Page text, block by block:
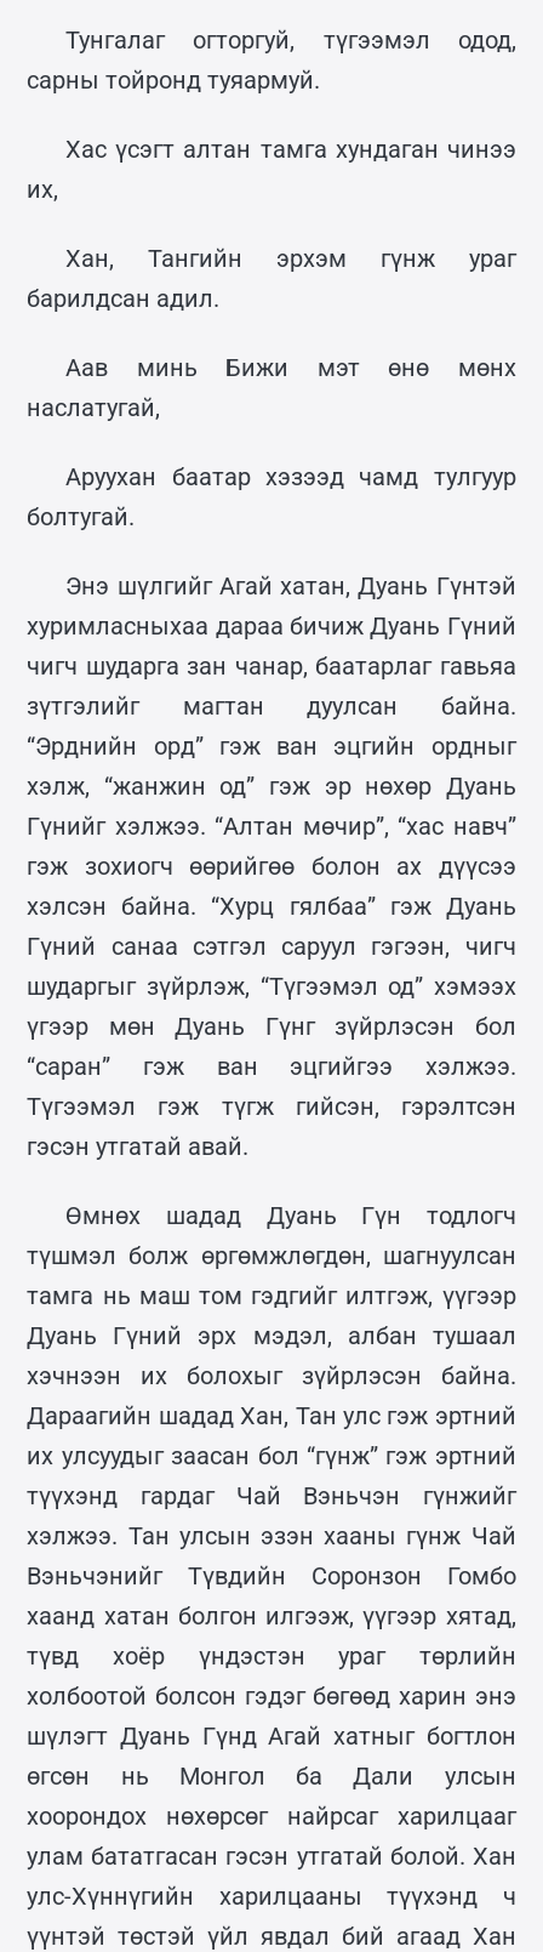
Тунгалаг огторгуй, түгээмэл одод,
сарны тойронд туяармуй.
Хас үсэгт алтан тамга хундаган чинээ
их,
Хан, Тангийн эрхэм гүнж ураг
барилдсан адил.
Аав минь Бижи мэт өнө мөнх
наслатугай,
Аруухан баатар хэзээд чамд тулгуур
болтугай.
Энэ шүлгийг Агай хатан, Дуань Гүнтэй
хуримласныхаа дараа бичиж Дуань Гүний
чигч шударга зан чанар, баатарлаг гавьяа
зүтгэлийг магтан дуулсан байна.
“Эрднийн орд” гэж ван эцгийн ордныг
хэлж, “жанжин од” гэж эр нөхөр Дуань
Гүнийг хэлжээ. “Алтан мөчир”, “хас навч”
гэж зохиогч өөрийгөө болон ах дүүсээ
хэлсэн байна. “Хурц гялбаа” гэж Дуань
Гүний санаа сэтгэл саруул гэгээн, чигч
шударгыг зүйрлэж, “Түгээмэл од” хэмээх
үгээр мөн Дуань Гүнг зүйрлэсэн бол
“саран” гэж ван эцгийгээ хэлжээ.
Түгээмэл гэж түгж гийсэн, гэрэлтсэн
гэсэн утгатай авай.
Өмнөх шадад Дуань Гүн тодлогч
түшмэл болж өргөмжлөгдөн, шагнуулсан
тамга нь маш том гэдгийг илтгэж, үүгээр
Дуань Гүний эрх мэдэл, албан тушаал
хэчнээн их болохыг зүйрлэсэн байна.
Дараагийн шадад Хан, Тан улс гэж эртний
их улсуудыг заасан бол “гүнж” гэж эртний
түүхэнд гардаг Чай Вэньчэн гүнжийг
хэлжээ. Тан улсын эзэн хааны гүнж Чай
Вэньчэнийг Түвдийн Соронзон Гомбо
хаанд хатан болгон илгээж, үүгээр хятад,
түвд хоёр үндэстэн ураг төрлийн
холбоотой болсон гэдэг бөгөөд харин энэ
шүлэгт Дуань Гүнд Агай хатныг богтлон
өгсөн нь Монгол ба Дали улсын
хоорондох нөхөрсөг найрсаг харилцааг
улам бататгасан гэсэн утгатай болой. Хан
улс-Хүннүгийн харилцааны түүхэнд ч
үүнтэй төстэй үйл явдал бий агаад Хан